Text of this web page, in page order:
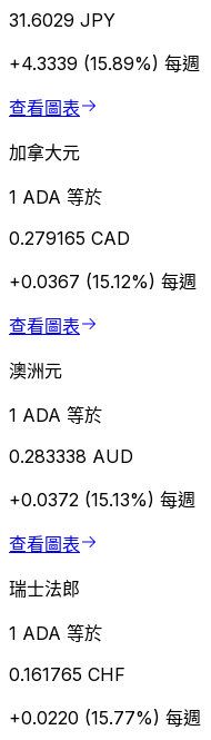
31.6029 JPY
+4.3339 (15.89%) 每週
查看圖表
加拿大元
1 ADA 等於
0.279165 CAD
+0.0367 (15.12%) 每週
查看圖表
澳洲元
1 ADA 等於
0.283338 AUD
+0.0372 (15.13%) 每週
查看圖表
瑞士法郎
1 ADA 等於
0.161765 CHF
+0.0220 (15.77%) 每週